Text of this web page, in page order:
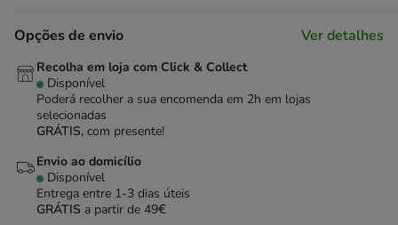
Opções de envio Ver detalhes
Recolha em loja com Click & Collect
Disponível
Poderá recolher a sua encomenda em 2h em lojas
selecionadas
GRÁTIS, com presente!
Envio ao domicílio
Disponível
Entrega entre 1-3 dias úteis
GRÁTIS a partir de 49€